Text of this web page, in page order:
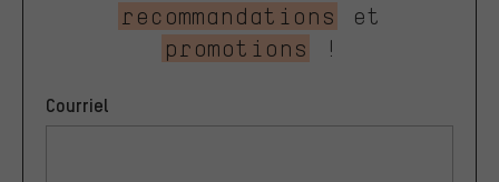
recommandations
et
promotions
!
Courriel